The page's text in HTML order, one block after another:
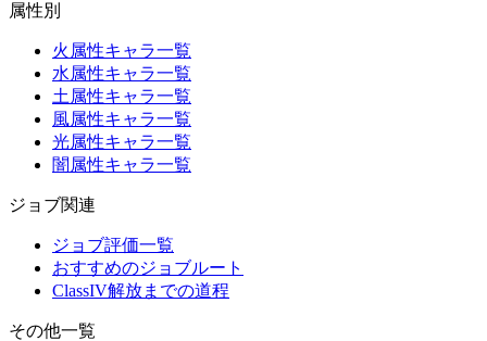
属性別
火属性キャラ一覧
水属性キャラ一覧
土属性キャラ一覧
風属性キャラ一覧
光属性キャラ一覧
闇属性キャラ一覧
ジョブ関連
ジョブ評価一覧
おすすめのジョブルート
ClassIV解放までの道程
その他一覧